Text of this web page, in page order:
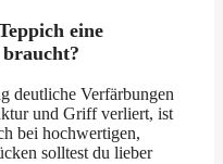
eine
deutliche Verfärbungen
und Griff verliert, ist
bei hochwertigen,
solltest du lieber